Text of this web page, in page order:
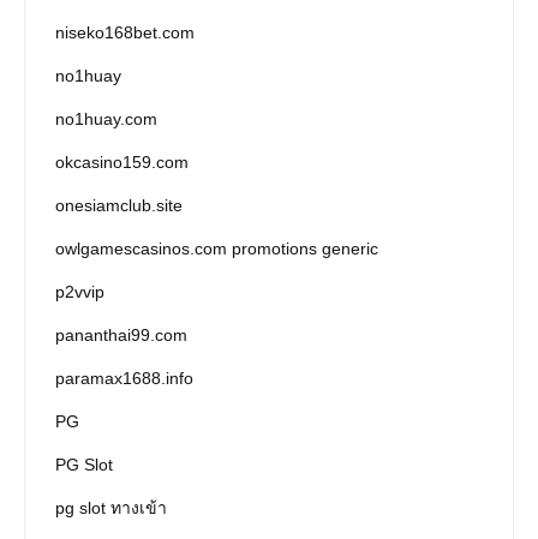
niseko168bet.com
no1huay
no1huay.com
okcasino159.com
onesiamclub.site
owlgamescasinos.com promotions generic
p2vvip
pananthai99.com
paramax1688.info
PG
PG Slot
pg slot ทางเข้า